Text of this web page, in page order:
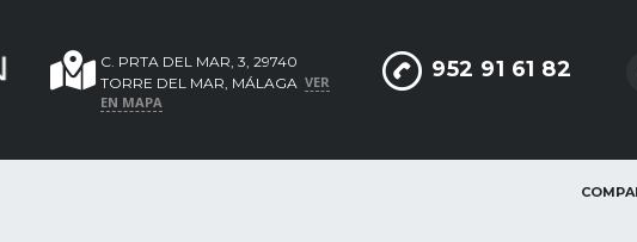
952 91 61 82
C. PRTA DEL MAR, 3, 29740
TORRE DEL MAR, MÁLAGA VER
EN MAPA